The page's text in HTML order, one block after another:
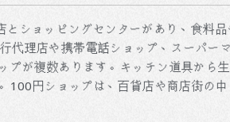
ショッピングセンターがあり、食料
代理店や携帯電話ショップ、スーパ
が複数あります。キッチン道具か
円ショップは、百貨店や商店街の